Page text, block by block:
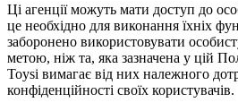
Ці агенції можуть мати доступ до
це необхідно для виконання їхніх
заборонено використовувати
метою, ніж та, яка зазначена у цій
Toysi вимагає від них належного
конфіденційності своїх користувачів.